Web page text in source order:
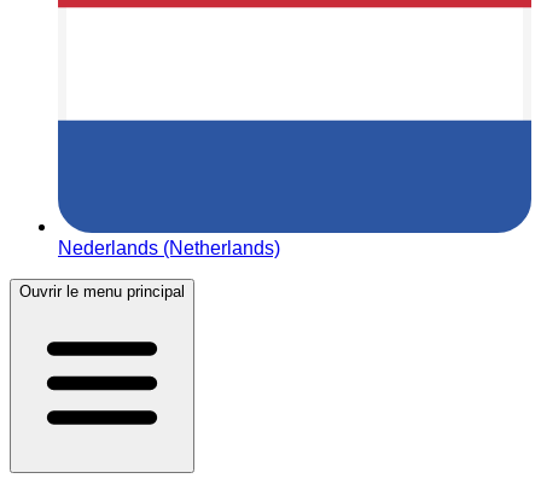
Nederlands (Netherlands)
Ouvrir le menu principal